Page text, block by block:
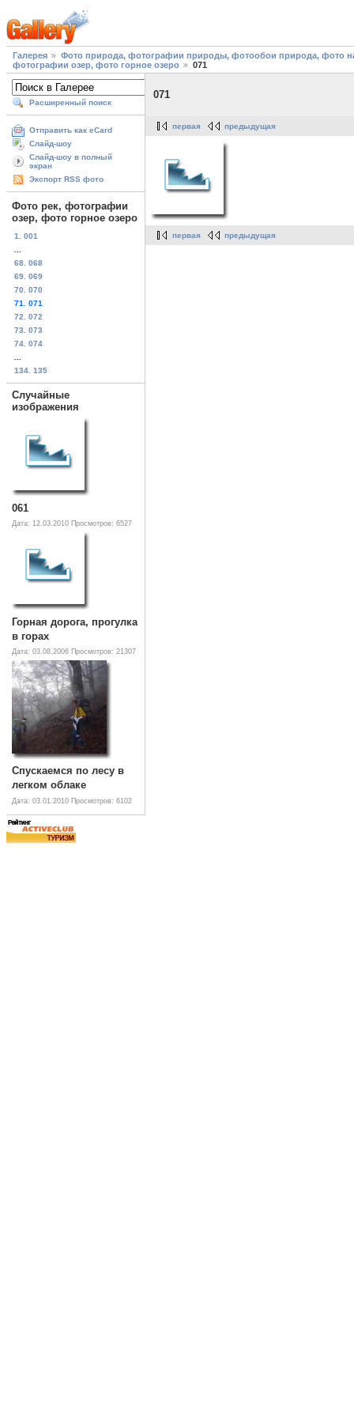
Галерея
Фото природа, фотографии природы, фотообои природа, фото
фотографии озер, фото горное озеро
071
Расширенный поиск
Отправить как eCard
Слайд-шоу
Слайд-шоу в полный
экран
Экспорт RSS фото
Фото рек, фотографии
озер, фото горное озеро
1. 001
68. 068
69. 069
70. 070
71. 071
72. 072
73. 073
74. 074
134. 135
Случайные
изображения
061
Дата: 12.03.2010 Просмотров: 6527
Горная дорога, прогулка
в горах
Дата: 03.08.2006 Просмотров: 21307
Спускаемся по лесу в
легком облаке
Дата: 03.01.2010 Просмотров: 6102
071
первая предыдущая
первая предыдущая